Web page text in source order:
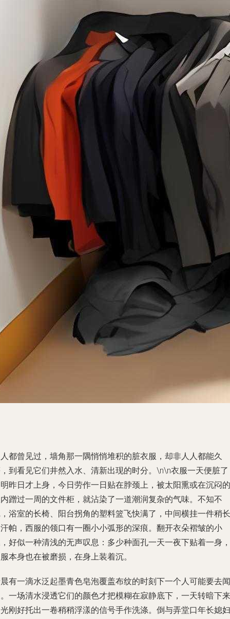
都曾见过，墙角那一隅悄悄堆积的脏衣服，却非人人都能久
到看见它们井然入水、清新出现的时分。\n\n衣服一天便脏
昨日才上身，今日劳作一日贴在脖颈上，被太阳熏或在沉闷的
蹭过一周的文件柜，就沾染了一道潮润复杂的气味。不知不
浴室的长椅、阳台拐角的塑料篮飞快满了，中间横挂一件稍长
帕，西服的领口有一圈小小弧形的深痕。翻开衣朵褶皱的小
好似一种清浅的无声叹息：多少种面孔一天一夜下贴着一身，
本身也在被磨损，在身上装着沉。
有一滴水泛起墨青色皂泡覆盖布纹的时刻下一个人可能要去闻
一场清水浸透它们的颜色才把模糊在寂静底下，一天转暗下来
刚好托出一卷稍稍浮漾的信号手作洗涤。倒与弄堂口年长媳妇